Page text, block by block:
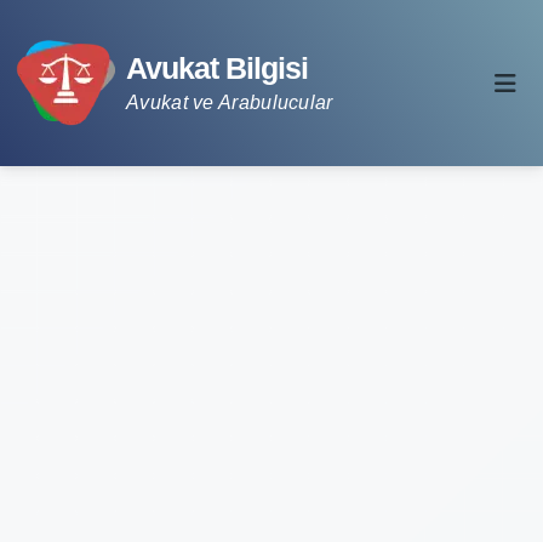
Avukat Bilgisi
Avukat ve Arabulucular